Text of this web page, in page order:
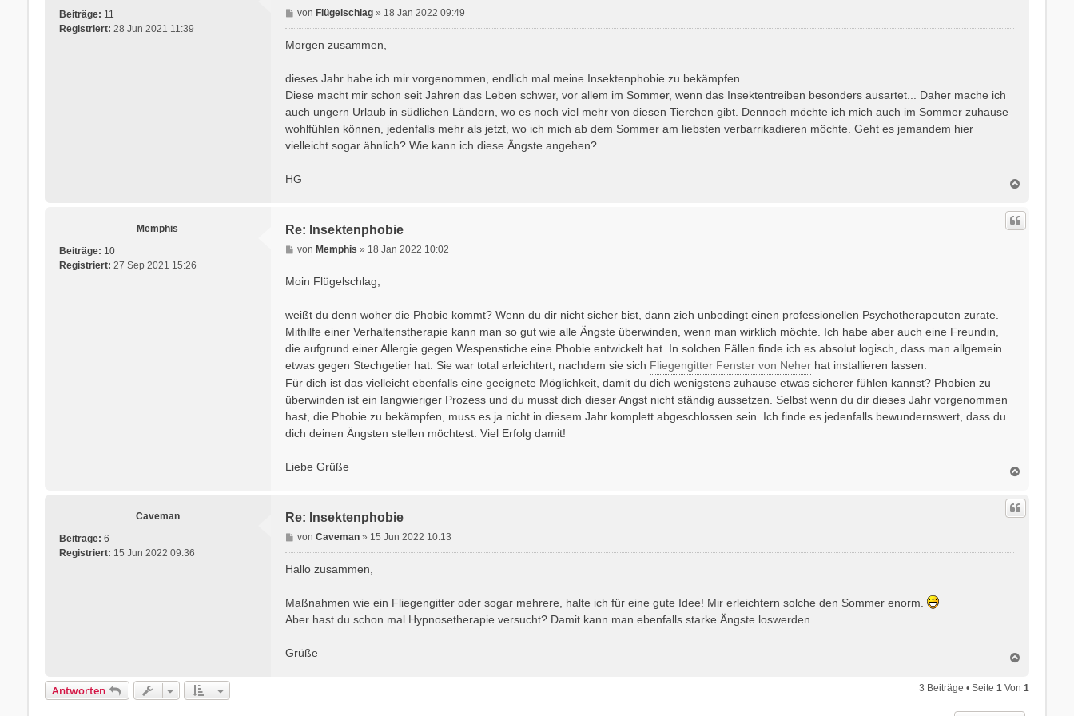
Beiträge: 11
Registriert: 28 Jun 2021 11:39
B
e
i
a
g
von Flügelschlag » 18 Jan 2022 09:49
Morgen zusammen,
dieses Jahr habe ich mir vorgenommen, endlich mal meine Insektenphobie zu bekämpfen.
Diese macht mir schon seit Jahren das Leben schwer, vor allem im Sommer, wenn das Insektentreiben besonders ausartet... Daher mache ich
auch ungern Urlaub in südlichen Ländern, wo es noch viel mehr von diesen Tierchen gibt. Dennoch möchte ich mich auch im Sommer zuhause
wohlfühlen können, jedenfalls mehr als jetzt, wo ich mich ab dem Sommer am liebsten verbarrikadieren möchte. Geht es jemandem hier
vielleicht sogar ähnlich? Wie kann ich diese Ängste angehen?
HG
c
o
Memphis
Beiträge: 10
Registriert: 27 Sep 2021 15:26
Re: Insektenphobie
B
e
i
a
g
von Memphis » 18 Jan 2022 10:02
Moin Flügelschlag,
weißt du denn woher die Phobie kommt? Wenn du dir nicht sicher bist, dann zieh unbedingt einen professionellen Psychotherapeuten zurate.
Mithilfe einer Verhaltenstherapie kann man so gut wie alle Ängste überwinden, wenn man wirklich möchte. Ich habe aber auch eine Freundin,
die aufgrund einer Allergie gegen Wespenstiche eine Phobie entwickelt hat. In solchen Fällen finde ich es absolut logisch, dass man allgemein
etwas gegen Stechgetier hat. Sie war total erleichtert, nachdem sie sich Fliegengitter Fenster von Neherhat installieren lassen.
Für dich ist das vielleicht ebenfalls eine geeignete Möglichkeit, damit du dich wenigstens zuhause etwas sicherer fühlen kannst? Phobien zu
überwinden ist ein langwieriger Prozess und du musst dich dieser Angst nicht ständig aussetzen. Selbst wenn du dir dieses Jahr vorgenommen
hast, die Phobie zu bekämpfen, muss es ja nicht in diesem Jahr komplett abgeschlossen sein. Ich finde es jedenfalls bewundernswert, dass du
dich deinen Ängsten stellen möchtest. Viel Erfolg damit!
Liebe Grüße
c
o
Caveman
Beiträge: 6
Registriert: 15 Jun 2022 09:36
Re: Insektenphobie
B
e
i
a
g
vonCaveman » 15 Jun 2022 10:13
Hallo zusammen,
Maßnahmen wie ein Fliegengitter oder sogar mehrere, halte ich für eine gute Idee! Mir erleichtern solche den Sommer enorm.
Aber hast du schon mal Hypnosetherapie versucht? Damit kann man ebenfalls starke Ängste loswerden.
Grüße
c
h
o
Antworten 3 Beiträge • Seite1 Von1